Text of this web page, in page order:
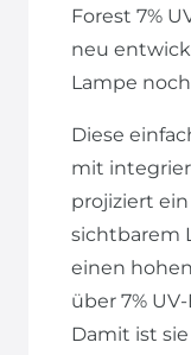
Forest 7%
neu
Lampe
Diese
mit
projiziert
sichtbarem
einen
über 7%
Damit ist